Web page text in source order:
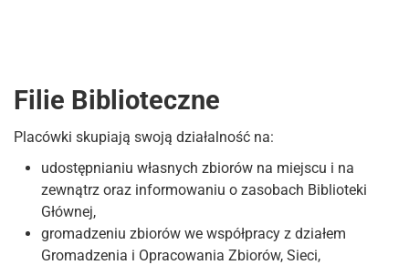
Filie Biblioteczne
Placówki skupiają swoją działalność na:
udostępnianiu własnych zbiorów na miejscu i na
zewnątrz oraz informowaniu o zasobach Biblioteki
Głównej,
gromadzeniu zbiorów we współpracy z działem
Gromadzenia i Opracowania Zbiorów, Sieci,